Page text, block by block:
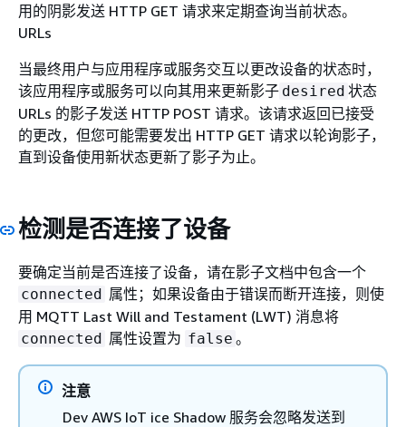
用的阴影发送 HTTP GET 请求来定期查询当前状态。
URLs
当最终用户与应用程序或服务交互以更改设备的状态时，
该应用程序或服务可以向其用来更新影子 desired 状态
URLs 的影子发送 HTTP POST 请求。该请求返回已接受
的更改，但您可能需要发出 HTTP GET 请求以轮询影子，
直到设备使用新状态更新了影子为止。
检测是否连接了设备
要确定当前是否连接了设备，请在影子文档中包含一个
connected 属性；如果设备由于错误而断开连接，则使
用 MQTT Last Will and Testament (LWT) 消息将
connected 属性设置为 false 。
注意
Dev AWS IoT ice Shadow 服务会忽略发送到